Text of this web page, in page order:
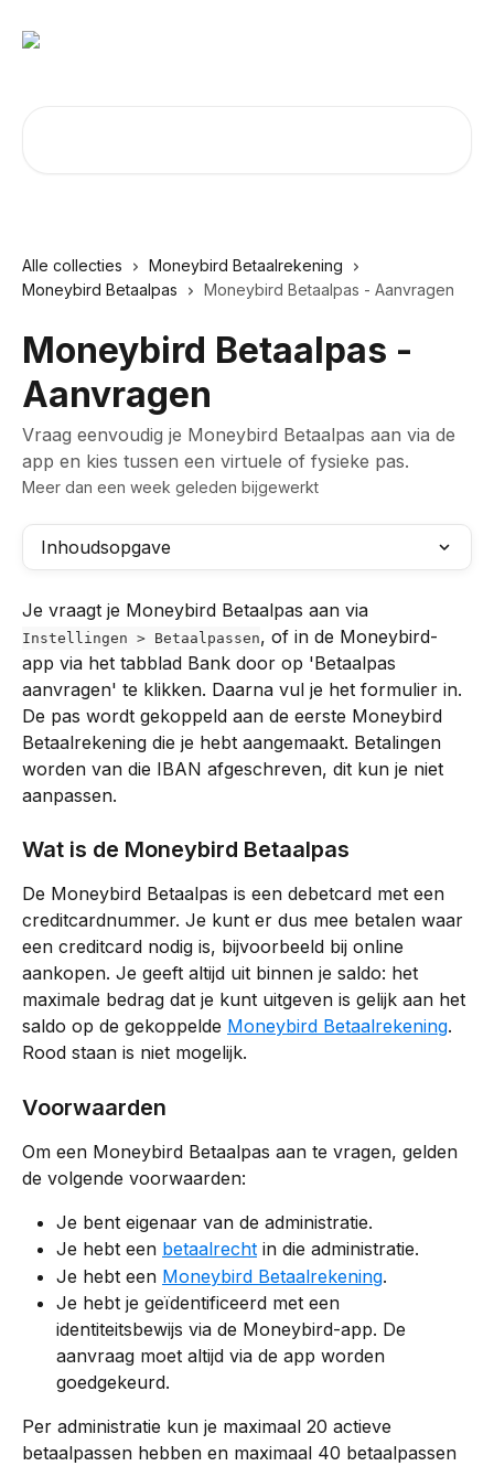
Alle collecties
Moneybird Betaalrekening
Moneybird Betaalpas
Moneybird Betaalpas - Aanvragen
Moneybird Betaalpas -
Aanvragen
Vraag eenvoudig je Moneybird Betaalpas aan via de
app en kies tussen een virtuele of fysieke pas.
Meer dan een week geleden bijgewerkt
Inhoudsopgave
Je vraagt je Moneybird Betaalpas aan via
Instellingen > Betaalpassen, of in de Moneybird-
app via het tabblad Bank door op 'Betaalpas
aanvragen' te klikken. Daarna vul je het formulier in.
De pas wordt gekoppeld aan de eerste Moneybird
Betaalrekening die je hebt aangemaakt. Betalingen
worden van die IBAN afgeschreven, dit kun je niet
aanpassen.
Wat is de Moneybird Betaalpas
De Moneybird Betaalpas is een debetcard met een
creditcardnummer. Je kunt er dus mee betalen waar
een creditcard nodig is, bijvoorbeeld bij online
aankopen. Je geeft altijd uit binnen je saldo: het
maximale bedrag dat je kunt uitgeven is gelijk aan het
saldo op de gekoppelde Moneybird Betaalrekening.
Rood staan is niet mogelijk.
Voorwaarden
Om een Moneybird Betaalpas aan te vragen, gelden
de volgende voorwaarden:
Je bent eigenaar van de administratie.
Je hebt een betaalrecht in die administratie.
Je hebt een Moneybird Betaalrekening.
Je hebt je geïdentificeerd met een
identiteitsbewijs via de Moneybird-app. De
aanvraag moet altijd via de app worden
goedgekeurd.
Per administratie kun je maximaal 20 actieve
betaalpassen hebben en maximaal 40 betaalpassen